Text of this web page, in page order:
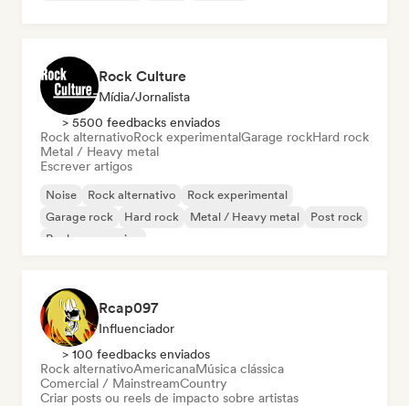
Rock Culture
Mídia/Jornalista
> 5500 feedbacks enviados
Rock alternativoRock experimentalGarage rockHard rock
Metal / Heavy metal
Escrever artigos
Noise Rock alternativo
Rock experimental
Garage rock
Hard rock Metal / Heavy metal
Post rock
Rock progressivo
Rcap097
Influenciador
> 100 feedbacks enviados
Rock alternativoAmericanaMúsica clássica
Comercial / MainstreamCountry
Criar posts ou reels de impacto sobre artistas